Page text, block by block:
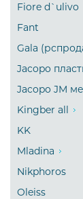
Fiore d`ulivo
Fant
Gala
Jacopo
Jacopo JM
Kingber all
KK
Mladina
Nikphoros
Oleiss